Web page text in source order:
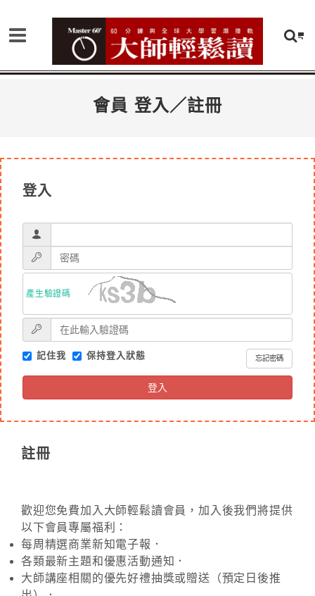
會員 登入／註冊
登入
產生驗證碼
記住我 保持登入狀態 忘記密碼
登入
註冊
歡迎您免費加入大師輕鬆讀會員，加入後我們將提供
以下會員專屬福利：
每周精選商業新知電子報．
各類最新主題和優惠活動通知．
大師講座相關的優先好禮抽獎或贈送（預定日後推